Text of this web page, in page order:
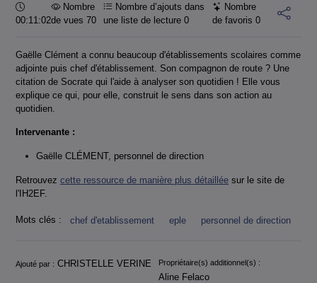
Durée :
00:11:02
Nombre
de vues 70
Nombre d’ajouts dans
une liste de lecture0
Nombre
de favoris 0
Gaëlle Clément a connu beaucoup d'établissements scolaires comme
adjointe puis chef d'établissement. Son compagnon de route ? Une
citation de Socrate qui l'aide à analyser son quotidien ! Elle vous
explique ce qui, pour elle, construit le sens dans son action au
quotidien.
Intervenante :
Gaëlle CLÉMENT, personnel de direction
Retrouvez cette ressource de manière plus détaillée sur le site de
l'IH2EF.
Mots clés : chef d'etablissement eple personnel de direction
Informations
Ajouté par : CHRISTELLE VERINE Propriétaire(s) additionnel(s) :
Aline Felaco